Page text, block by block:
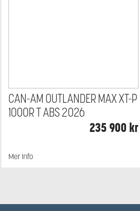
CAN-AM OUTLANDER MAX XT-P
1000R T ABS 2026
235 900 kr
Mer Info